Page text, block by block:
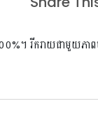
។ រីករាយជាមួយភាព